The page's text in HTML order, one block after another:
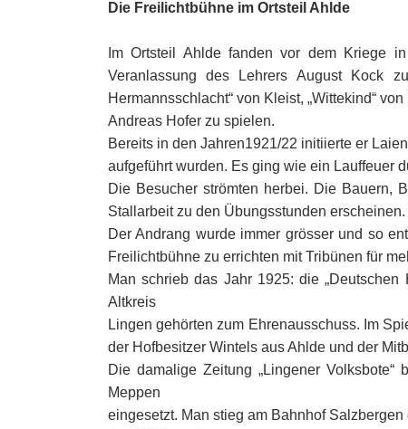
Die Freilichtbühne im Ortsteil Ahlde
Im Ortsteil Ahlde fanden vor dem Kriege
Veranlassung des Lehrers August Kock
Hermannsschlacht“ von Kleist, „Wittekind“
Andreas Hofer zu spielen.
Bereits in den Jahren1921/22 initiierte er
aufgeführt wurden. Es ging wie ein Lauffeuer
Die Besucher strömten herbei. Die Bauern,
Stallarbeit zu den Übungsstunden
Der Andrang wurde immer grösser und so
Freilichtbühne zu errichten mit Tribünen für
Man schrieb das Jahr 1925: die
Altkreis
Lingen gehörten zum Ehrenausschuss. Im
der Hofbesitzer Wintels aus Ahlde und der
Die damalige Zeitung „Lingener
Meppen
eingesetzt. Man stieg am Bahnhof